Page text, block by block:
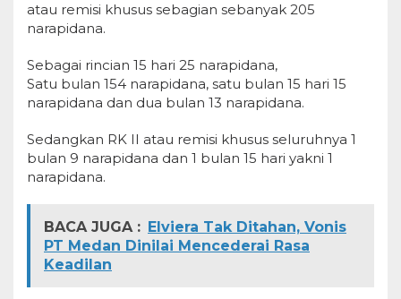
atau remisi khusus sebagian sebanyak 205
narapidana.
Sebagai rincian 15 hari 25 narapidana,
Satu bulan 154 narapidana, satu bulan 15 hari 15
narapidana dan dua bulan 13 narapidana.
Sedangkan RK II atau remisi khusus seluruhnya 1
bulan 9 narapidana dan 1 bulan 15 hari yakni 1
narapidana.
BACA JUGA : Elviera Tak Ditahan, Vonis
PT Medan Dinilai Mencederai Rasa
Keadilan